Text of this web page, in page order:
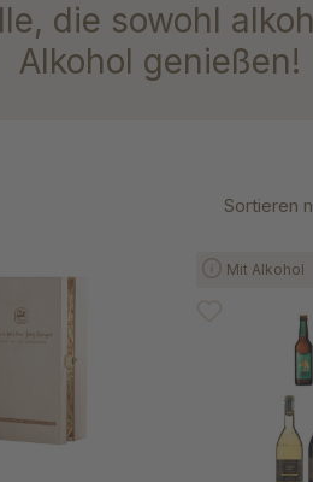
die sowohl
Alkohol genießen!
Sortieren
Mit Alkohol